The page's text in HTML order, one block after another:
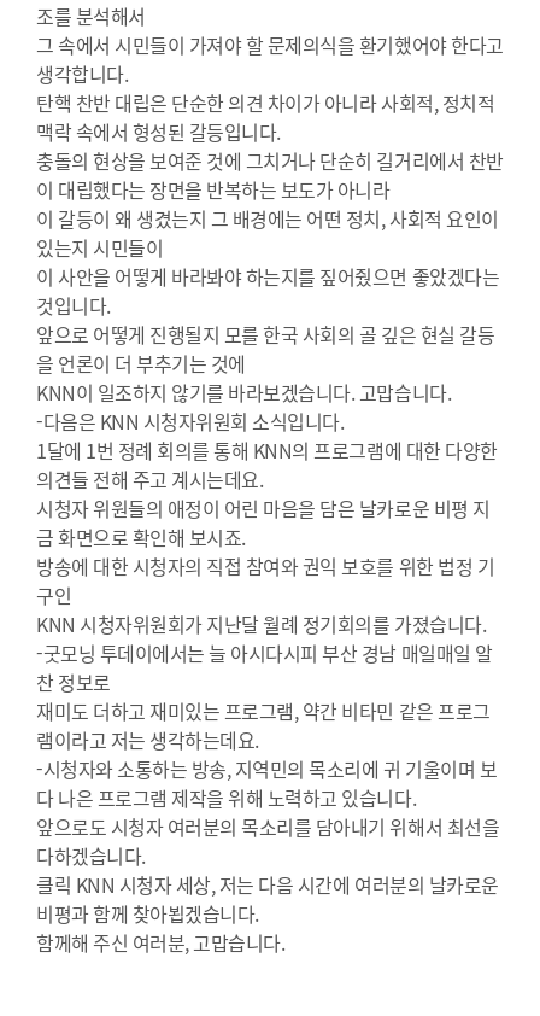
조를 분석해서
그 속에서 시민들이 가져야 할 문제의식을 환기했어야 한다고
생각합니다.
탄핵 찬반 대립은 단순한 의견 차이가 아니라 사회적, 정치적
맥락 속에서 형성된 갈등입니다.
충돌의 현상을 보여준 것에 그치거나 단순히 길거리에서 찬반
이 대립했다는 장면을 반복하는 보도가 아니라
이 갈등이 왜 생겼는지 그 배경에는 어떤 정치, 사회적 요인이
있는지 시민들이
이 사안을 어떻게 바라봐야 하는지를 짚어줬으면 좋았겠다는
것입니다.
앞으로 어떻게 진행될지 모를 한국 사회의 골 깊은 현실 갈등
을 언론이 더 부추기는 것에
KNN이 일조하지 않기를 바라보겠습니다. 고맙습니다.
-다음은 KNN 시청자위원회 소식입니다.
1달에 1번 정례 회의를 통해 KNN의 프로그램에 대한 다양한
의견들 전해 주고 계시는데요.
시청자 위원들의 애정이 어린 마음을 담은 날카로운 비평 지
금 화면으로 확인해 보시죠.
방송에 대한 시청자의 직접 참여와 권익 보호를 위한 법정 기
구인
KNN 시청자위원회가 지난달 월례 정기회의를 가졌습니다.
-굿모닝 투데이에서는 늘 아시다시피 부산 경남 매일매일 알
찬 정보로
재미도 더하고 재미있는 프로그램, 약간 비타민 같은 프로그
램이라고 저는 생각하는데요.
-시청자와 소통하는 방송, 지역민의 목소리에 귀 기울이며 보
다 나은 프로그램 제작을 위해 노력하고 있습니다.
앞으로도 시청자 여러분의 목소리를 담아내기 위해서 최선을
다하겠습니다.
클릭 KNN 시청자 세상, 저는 다음 시간에 여러분의 날카로운
비평과 함께 찾아뵙겠습니다.
함께해 주신 여러분, 고맙습니다.